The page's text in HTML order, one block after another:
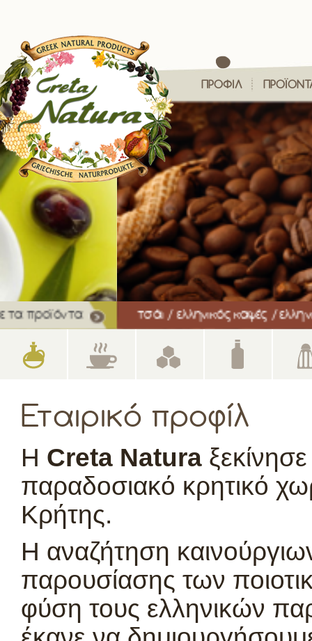
ΠΡΟΦΙΛ
τσάι / ελληνικός καφές / ελληνικός κρόκος /
Εταιρικό προφίλ
H Creta Natura
παραδοσιακό κρητικό
Κρήτης.
Η αναζήτηση
παρουσίασης των
φύση τους ελληνικών